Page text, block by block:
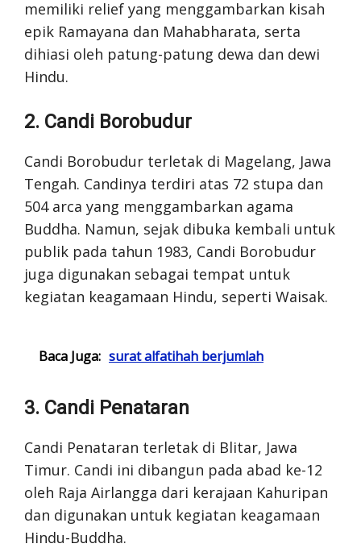
memiliki relief yang menggambarkan kisah
epik Ramayana dan Mahabharata, serta
dihiasi oleh patung-patung dewa dan dewi
Hindu.
2. Candi Borobudur
Candi Borobudur terletak di Magelang, Jawa
Tengah. Candinya terdiri atas 72 stupa dan
504 arca yang menggambarkan agama
Buddha. Namun, sejak dibuka kembali untuk
publik pada tahun 1983, Candi Borobudur
juga digunakan sebagai tempat untuk
kegiatan keagamaan Hindu, seperti Waisak.
Baca Juga: surat alfatihah berjumlah
3. Candi Penataran
Candi Penataran terletak di Blitar, Jawa
Timur. Candi ini dibangun pada abad ke-12
oleh Raja Airlangga dari kerajaan Kahuripan
dan digunakan untuk kegiatan keagamaan
Hindu-Buddha.